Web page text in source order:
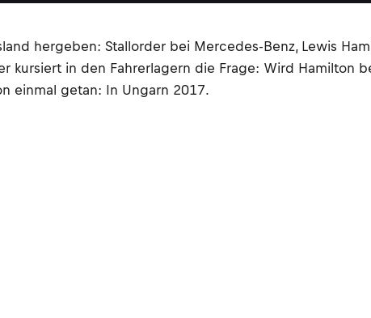
hergeben: Stallorder bei Mercedes-Benz, Lewis
kursiert in den Fahrerlagern die Frage: Wird Hamilton
einmal getan: In Ungarn 2017.